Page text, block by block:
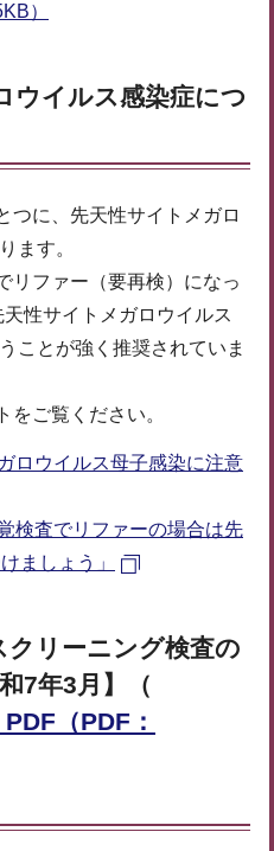
）
ウイルス感染症につ
つに、先天性サイトメガロ
ます。
リファー（要再検）になっ
性サイトメガロウイルス
ことが強く推奨されていま
をご覧ください。
ロウイルス母子感染に注意
検査でリファーの場合は先
ましょう」
クリーニング検査の
7年3月】（
（PDF：